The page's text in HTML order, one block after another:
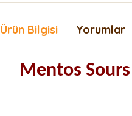
Ürün Bilgisi Yorumlar
Mentos Sours